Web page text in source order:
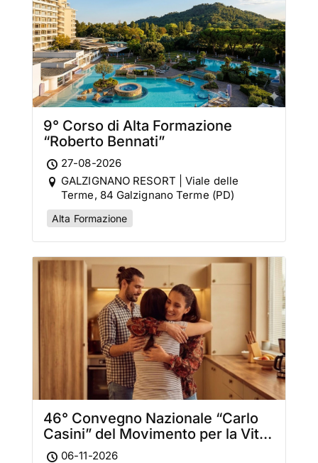
9° Corso di Alta Formazione
“Roberto Bennati”
27-08-2026
GALZIGNANO RESORT | Viale delle
Terme, 84 Galzignano Terme (PD)
Alta Formazione
46° Convegno Nazionale “Carlo
Casini” del Movimento per la Vita
Italiano
06-11-2026